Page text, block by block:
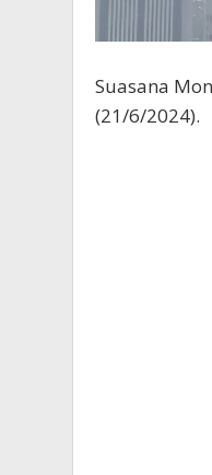
Suasana
(21/6/2024).